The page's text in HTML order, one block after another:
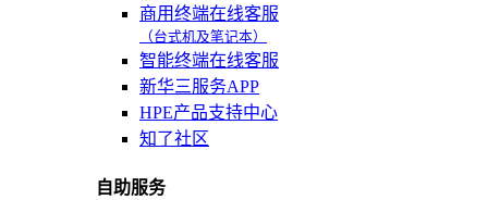
商用终端在线客服
（台式机及笔记本）
智能终端在线客服
新华三服务APP
HPE产品支持中心
知了社区
自助服务